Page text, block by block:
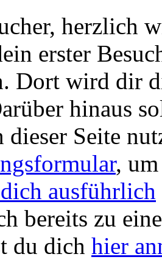
herzlich
erster
Dort wird dir
hinaus
Seite
,
ausführlich
bereits zu
du dich hier